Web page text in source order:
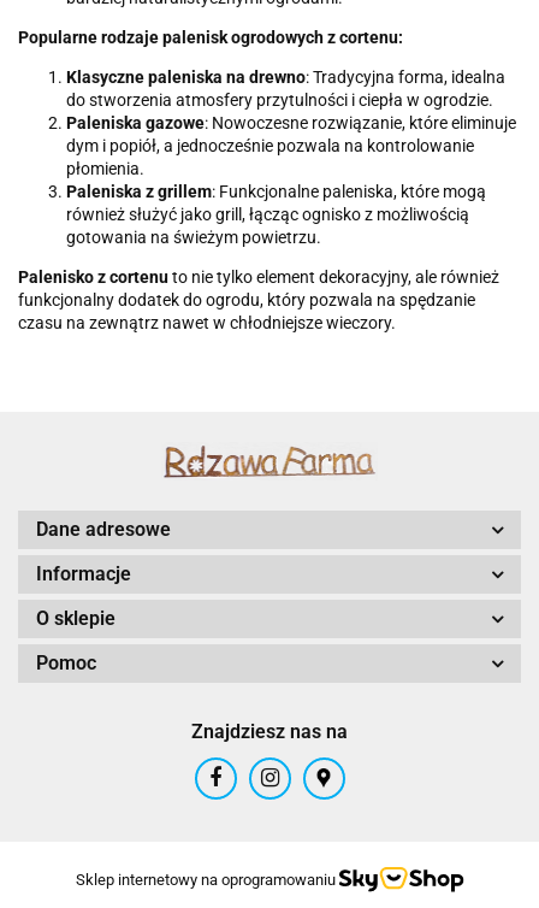
Popularne rodzaje palenisk ogrodowych z cortenu:
Klasyczne paleniska na drewno: Tradycyjna forma, idealna
do stworzenia atmosfery przytulności i ciepła w ogrodzie.
Paleniska gazowe: Nowoczesne rozwiązanie, które eliminuje
dym i popiół, a jednocześnie pozwala na kontrolowanie
płomienia.
Paleniska z grillem: Funkcjonalne paleniska, które mogą
również służyć jako grill, łącząc ognisko z możliwością
gotowania na świeżym powietrzu.
Palenisko z cortenuto nie tylko element dekoracyjny, ale również
funkcjonalny dodatek do ogrodu, który pozwala na spędzanie
czasu na zewnątrz nawet w chłodniejsze wieczory.
Dane adresowe
Informacje
O sklepie
Pomoc
Znajdziesz nas na
Sklep internetowy na oprogramowaniu